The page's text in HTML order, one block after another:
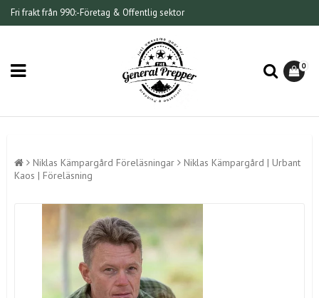
Fri frakt från 990:-Företag & Offentlig sektor
0
Niklas Kämpargård Föreläsningar
Niklas Kämpargård | Urbant
Kaos | Föreläsning